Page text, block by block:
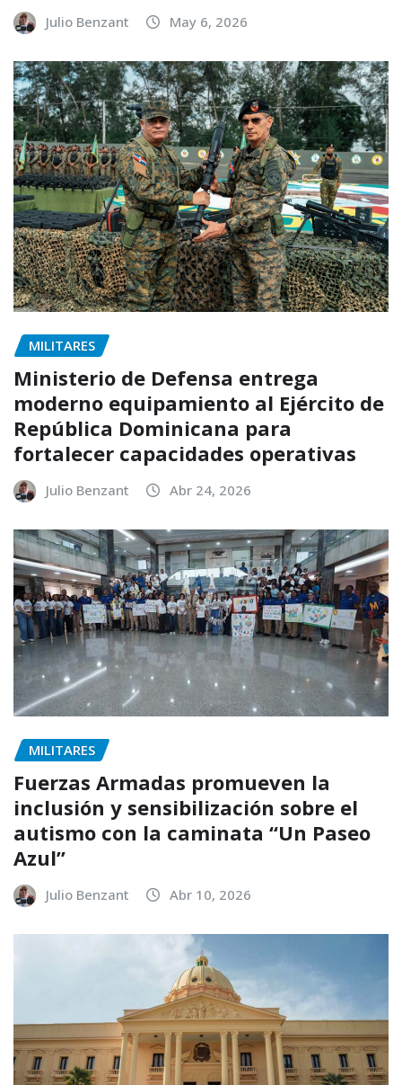
Julio Benzant May 6, 2026
MILITARES
Ministerio de Defensa entrega
moderno equipamiento al Ejército de
República Dominicana para
fortalecer capacidades operativas
Julio Benzant Abr 24, 2026
MILITARES
Fuerzas Armadas promueven la
inclusión y sensibilización sobre el
autismo con la caminata “Un Paseo
Azul”
Julio Benzant Abr 10, 2026